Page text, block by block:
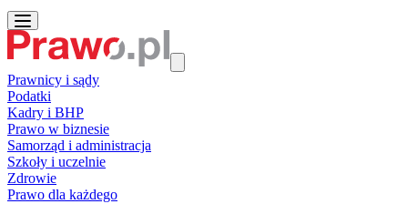
Prawnicy i sądy
Podatki
Kadry i BHP
Prawo w biznesie
Samorząd i administracja
Szkoły i uczelnie
Zdrowie
Prawo dla każdego